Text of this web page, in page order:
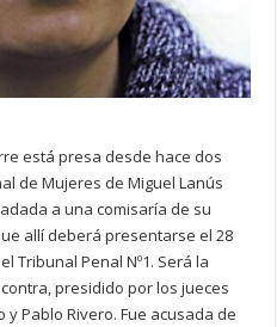
está presa desde hace dos
de Mujeres de Miguel Lanús
a una comisaría de su
allí deberá presentarse el 28
Tribunal Penal Nº1. Será la
presidido por los jueces
y Pablo Rivero. Fue acusada de